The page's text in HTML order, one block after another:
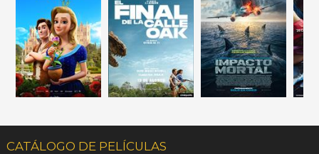
CATÁLOGO DE PELÍCULAS